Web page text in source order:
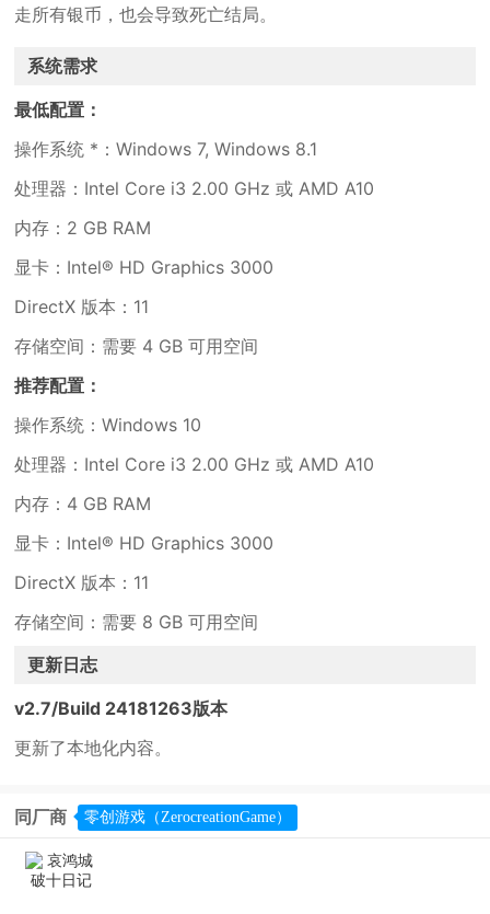
走所有银币，也会导致死亡结局。
系统需求
最低配置：
操作系统 *：Windows 7, Windows 8.1
处理器：Intel Core i3 2.00 GHz 或 AMD A10
内存：2 GB RAM
显卡：Intel® HD Graphics 3000
DirectX 版本：11
存储空间：需要 4 GB 可用空间
推荐配置：
操作系统：Windows 10
处理器：Intel Core i3 2.00 GHz 或 AMD A10
内存：4 GB RAM
显卡：Intel® HD Graphics 3000
DirectX 版本：11
存储空间：需要 8 GB 可用空间
更新日志
v2.7/Build 24181263版本
更新了本地化内容。
同厂商 零创游戏（ZerocreationGame）